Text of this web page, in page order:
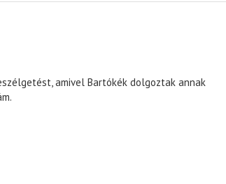
amivel Bartókék dolgoztak annak